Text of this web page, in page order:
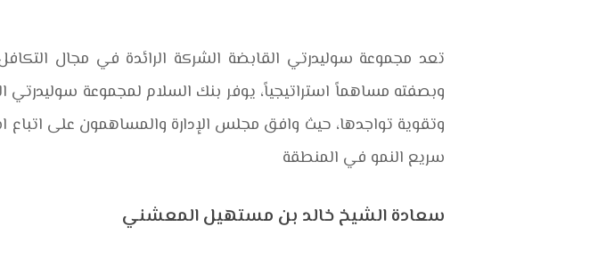
تعد مجموعة سوليدرتي القابضة الشركة الرائدة في مجال
وبصفته مساهماً استراتيجياً، يوفر بنك السلام لمجموعة سوليدرتي
وتقوية تواجدها، حيث وافق مجلس الإدارة والمساهمون على
سريع النمو في المنطقة
سعادة الشيخ خالد بن مستهيل المعشني